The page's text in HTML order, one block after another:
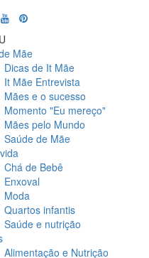
Mãe
Dicas de It Mãe
It Mãe Entrevista
Mães e o sucesso
Momento "Eu mereço"
Mães pelo Mundo
Saúde de Mãe
Chá de Bebê
Enxoval
Moda
Quartos infantis
Saúde e nutrição
Alimentação e Nutrição